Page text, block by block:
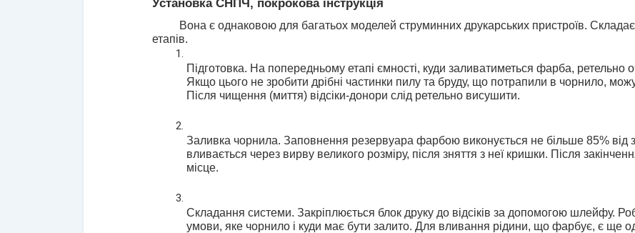
Установка СНПЧ, покрокова інструкція
Вона є однаковою для багатьох моделей струминних друкарських пристроїв.
етапів.
Підготовка. На попередньому етапі ємності, куди заливатиметься фарба, ретельно
Якщо цього не зробити дрібні частинки пилу та бруду, що потрапили в чорнило,
Після чищення (миття) відсіки-донори слід ретельно висушити.
Заливка чорнила. Заповнення резервуара фарбою виконується не більше 85% від
вливається через вирву великого розміру, після зняття з неї кришки. Після
місце.
Складання системи. Закріплюється блок друку до відсіків за допомогою шлейфу.
умови, яке чорнило і куди має бути залито. Для вливання рідини, що фарбує, є ще